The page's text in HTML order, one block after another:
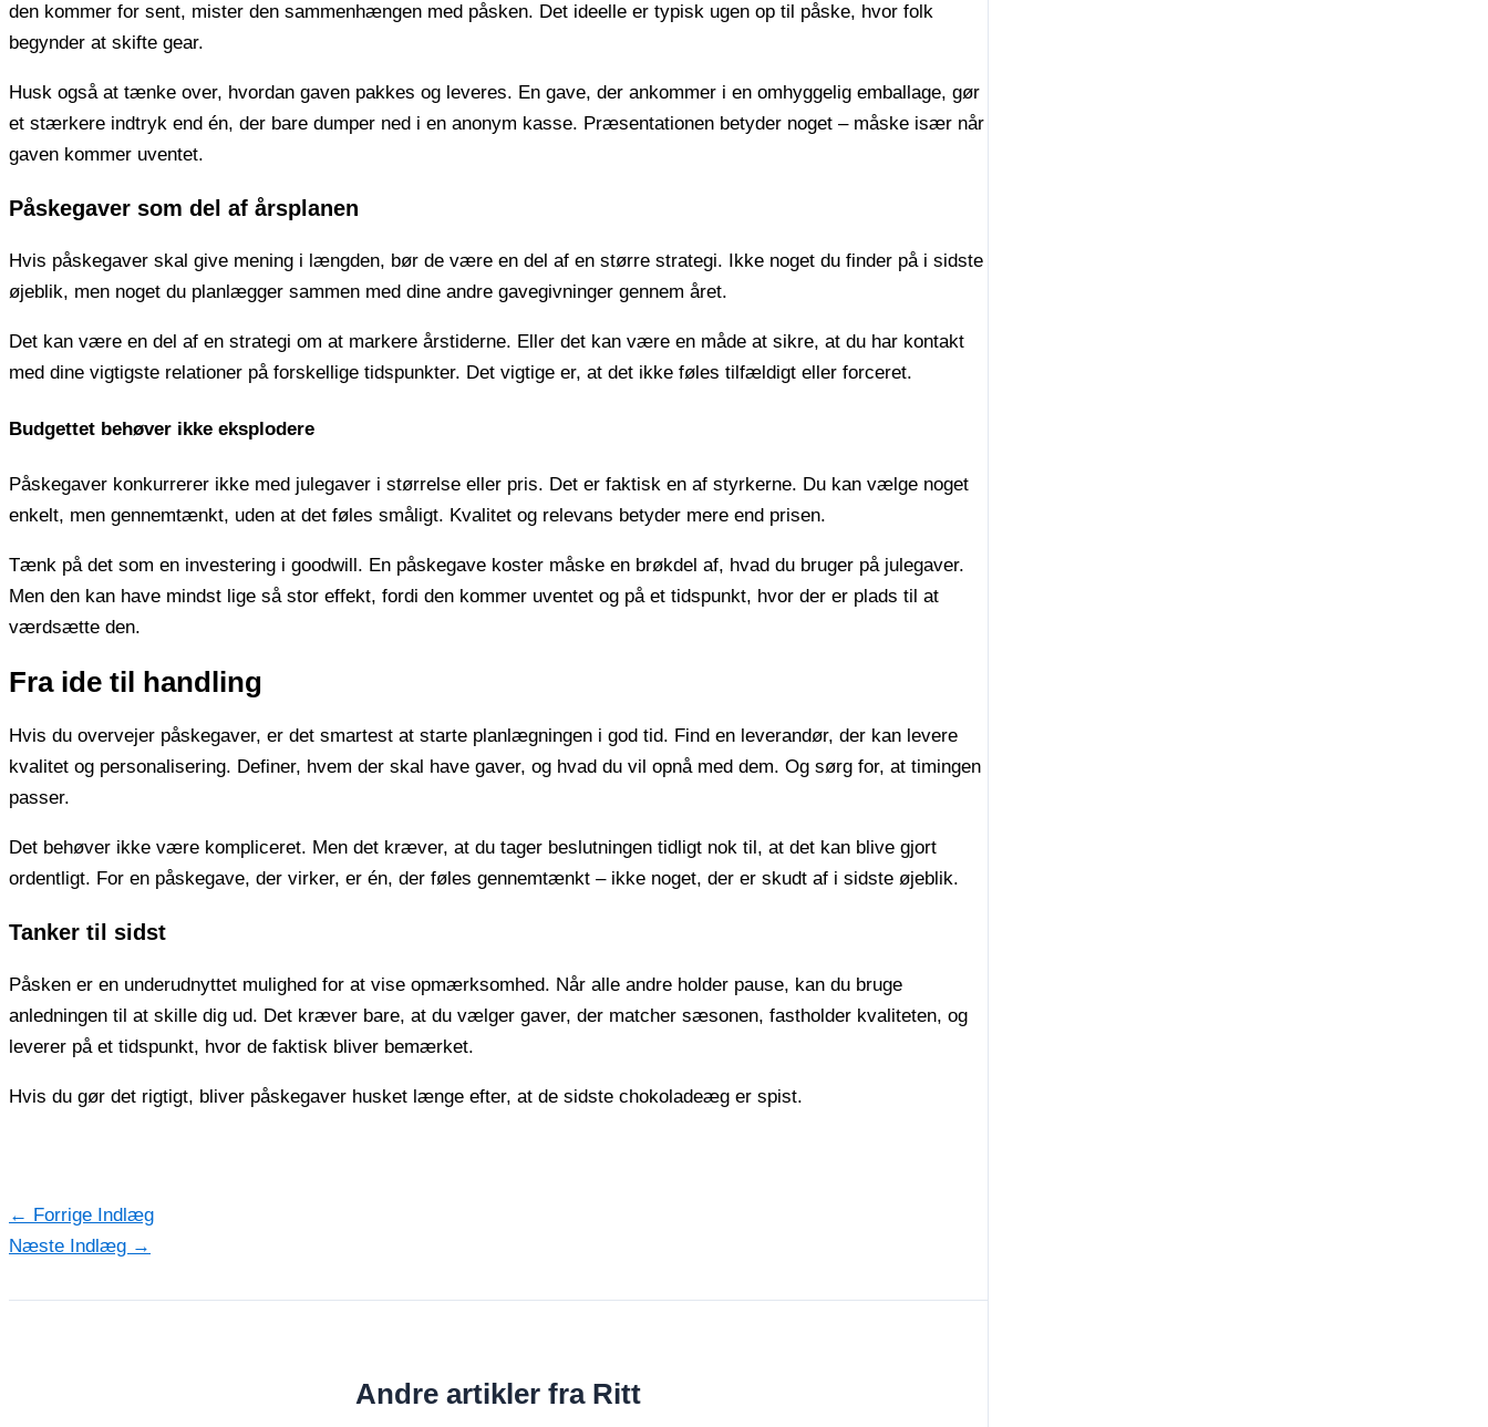
den kommer for sent, mister den sammenhængen med påsken. Det ideelle er typisk ugen op til påske, hvor folk
begynder at skifte gear.
Husk også at tænke over, hvordan gaven pakkes og leveres. En gave, der ankommer i en omhyggelig emballage, gør
et stærkere indtryk end én, der bare dumper ned i en anonym kasse. Præsentationen betyder noget – måske især når
gaven kommer uventet.
Påskegaver som del af årsplanen
Hvis påskegaver skal give mening i længden, bør de være en del af en større strategi. Ikke noget du finder på i sidste
øjeblik, men noget du planlægger sammen med dine andre gavegivninger gennem året.
Det kan være en del af en strategi om at markere årstiderne. Eller det kan være en måde at sikre, at du har kontakt
med dine vigtigste relationer på forskellige tidspunkter. Det vigtige er, at det ikke føles tilfældigt eller forceret.
Budgettet behøver ikke eksplodere
Påskegaver konkurrerer ikke med julegaver i størrelse eller pris. Det er faktisk en af styrkerne. Du kan vælge noget
enkelt, men gennemtænkt, uden at det føles småligt. Kvalitet og relevans betyder mere end prisen.
Tænk på det som en investering i goodwill. En påskegave koster måske en brøkdel af, hvad du bruger på julegaver.
Men den kan have mindst lige så stor effekt, fordi den kommer uventet og på et tidspunkt, hvor der er plads til at
værdsætte den.
Fra ide til handling
Hvis du overvejer påskegaver, er det smartest at starte planlægningen i god tid. Find en leverandør, der kan levere
kvalitet og personalisering. Definer, hvem der skal have gaver, og hvad du vil opnå med dem. Og sørg for, at timingen
passer.
Det behøver ikke være kompliceret. Men det kræver, at du tager beslutningen tidligt nok til, at det kan blive gjort
ordentligt. For en påskegave, der virker, er én, der føles gennemtænkt – ikke noget, der er skudt af i sidste øjeblik.
Tanker til sidst
Påsken er en underudnyttet mulighed for at vise opmærksomhed. Når alle andre holder pause, kan du bruge
anledningen til at skille dig ud. Det kræver bare, at du vælger gaver, der matcher sæsonen, fastholder kvaliteten, og
leverer på et tidspunkt, hvor de faktisk bliver bemærket.
Hvis du gør det rigtigt, bliver påskegaver husket længe efter, at de sidste chokoladeæg er spist.
← Forrige Indlæg
Næste Indlæg →
Andre artikler fra Ritt